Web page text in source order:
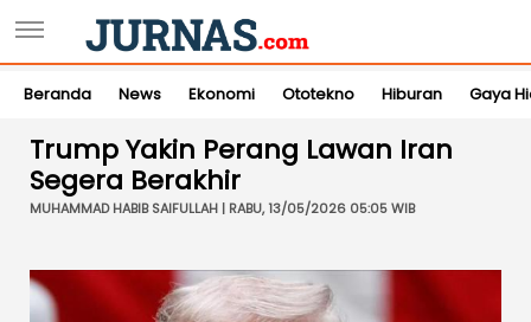
Beranda News Ekonomi Ototekno Hiburan Gaya
Trump Yakin Perang Lawan Iran
Segera Berakhir
MUHAMMAD HABIB SAIFULLAH | RABU, 13/05/2026 05:05 WIB